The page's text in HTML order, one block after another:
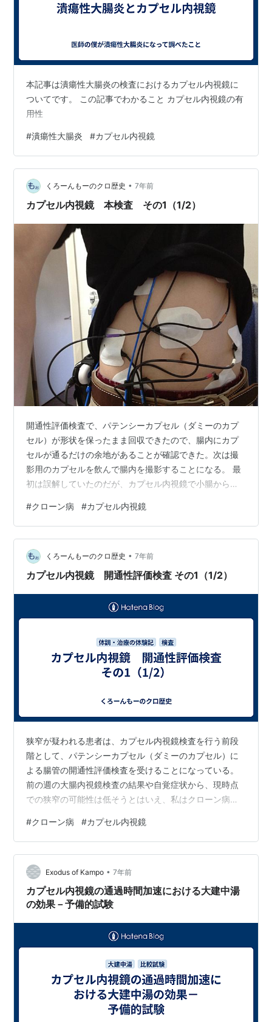
本記事は潰瘍性大腸炎の検査におけるカプセル内視鏡に
ついてです。 この記事でわかること カプセル内視鏡の有
用性
#潰瘍性大腸炎 #カプセル内視鏡
くろーんもーのクロ歴史 • 7年前
カプセル内視鏡 本検査 その1（1/2）
開通性評価検査で、パテンシーカプセル（ダミーのカプ
セル）が形状を保ったまま回収できたので、腸内にカプ
セルが通るだけの余地があることが確認できた。次は撮
影用のカプセルを飲んで腸内を撮影することになる。 最
初は誤解していたのだが、カプセル内視鏡で小腸から大
「小腸カプセル内視鏡」、「大腸カプセル内視鏡」とい
う別々の検査になる。撮影枚数がかなり多い（メドトロ
ニック社のHPによると約5万枚）ため、すべてを撮影す
るにはカプセル内のバッテリー容量が足りないようだ
（日本消化器内視鏡学会HP "カプセル内視鏡で消化管す
#クローン病 #カプセル内視鏡
くろーんもーのクロ歴史 • 7年前
カプセル内視鏡 開通性評価検査 その1（1/2）
狭窄が疑われる患者は、カプセル内視鏡検査を行う前段
階として、パテンシーカプセル（ダミーのカプセル）に
よる腸管の開通性評価検査を受けることになっている。
前の週の大腸内視鏡検査の結果や自覚症状から、現時点
での狭窄の可能性は低そうとはいえ、私はクローン病の
この開通性評価検査は避けて通ることができない。 検査
は前日の夕食から準備に入る。夕食に消化の良い物を摂
り、22時以降は食べ物だけでなく水分も摂らないように
する。カプセルを飲んだ後も2時間は飲食禁止なので、22
時以降は12時間以上何も口にすることができないという
ことだ。 朝起きて水を飲めないというの…
#クローン病 #カプセル内視鏡
Exodus of Kampo • 7年前
カプセル内視鏡の通過時間加速における大建中湯
の効果－予備的試験